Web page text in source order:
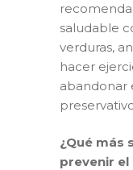
saludable
verduras,
hacer
abandonar
¿Qué más
prevenir el